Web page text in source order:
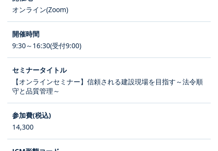
オンライン(Zoom)
9:30～16:30(受付9:00)
【オンラインセミナー】信頼される建設現場を目指す～法令順
守と品質管理～
14,300